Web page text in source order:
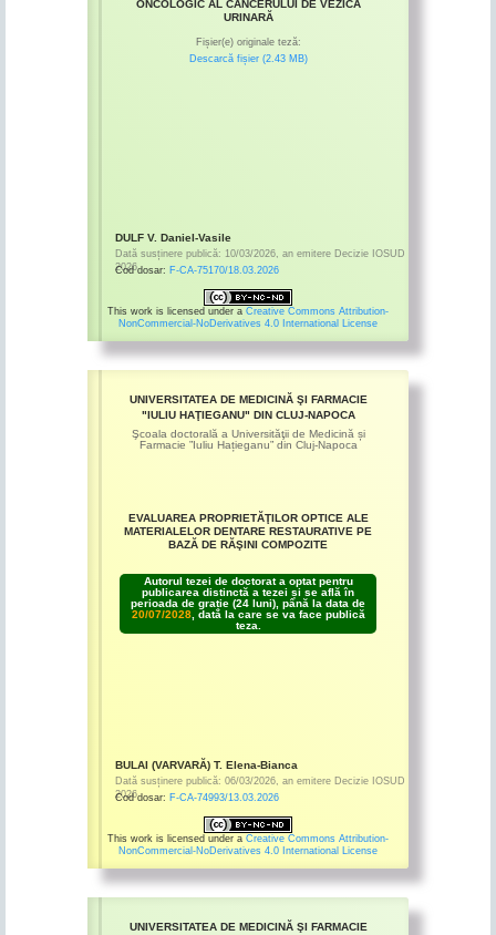
ONCOLOGIC AL CANCERULUI DE VEZICĂ
URINARĂ
Fișier(e) originale teză:
Descarcă fișier (2.43 MB)
DULF V. Daniel-Vasile
Dată susținere publică: 10/03/2026 an emitere Decizie IOSUD
2026
Cod dosar: F-CA-75170/18.03.2026
This work is licensed under a Creative Commons Attribution-
NonCommercial-NoDerivatives 4.0 International License
UNIVERSITATEA DE MEDICINĂ ŞI FARMACIE
"IULIU HAŢIEGANU" DIN CLUJ-NAPOCA
Şcoala doctorală a Universităţii de Medicină și
Farmacie ”Iuliu Hațieganu” din Cluj-Napoca
EVALUAREA PROPRIETĂŢILOR OPTICE ALE
MATERIALELOR DENTARE RESTAURATIVE PE
BAZĂ DE RĂŞINI COMPOZITE
Autorul tezei de doctorat a optat pentru
publicarea distinctă a tezei și se află în
perioada de grație (24 luni), până la data de
20/07/2028, dată la care se va face publică
teza.
BULAI (VARVARĂ) T. Elena-Bianca
Dată susținere publică: 06/03/2026 an emitere Decizie IOSUD
2026
Cod dosar: F-CA-74993/13.03.2026
This work is licensed under a Creative Commons Attribution-
NonCommercial-NoDerivatives 4.0 International License
UNIVERSITATEA DE MEDICINĂ ŞI FARMACIE